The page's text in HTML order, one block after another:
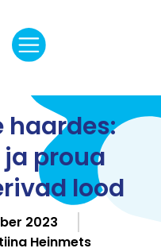
haardes:
proua
lood
2023
Heinmets